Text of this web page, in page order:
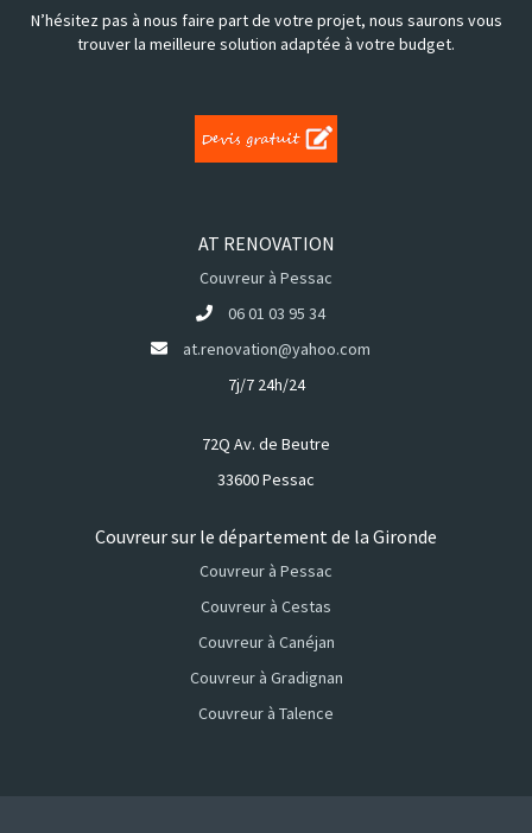
N’hésitez pas à nous faire part de votre projet, nous saurons vous
trouver la meilleure solution adaptée à votre budget.
AT RENOVATION
Couvreur à Pessac
06 01 03 95 34
at.renovation@yahoo.com
7j/7 24h/24
72Q Av. de Beutre
33600 Pessac
Couvreur sur le département de la Gironde
Couvreur à Pessac
Couvreur à Cestas
Couvreur à Canéjan
Couvreur à Gradignan
Couvreur à Talence